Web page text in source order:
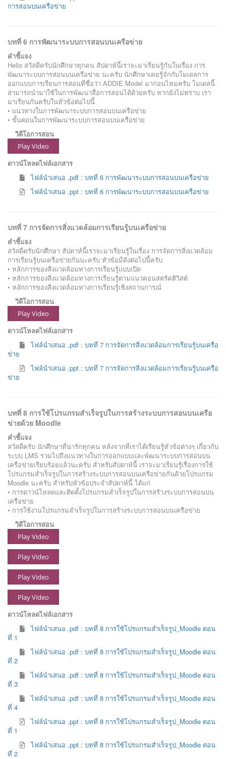
การสอนบนเครือข่าย
บทที่ 6 การพัฒนาระบบการสอนบนเครือข่าย
คำชี้แจง
Hello สวัสดีครับนักศึกษาทุกคน สัปดาห์นี้เราจะมาเรียนรู้กันในเรื่อง การ
พัฒนาระบบการสอนบนเครือข่าย นะครับ นักศึกษาเคยรู้จักกับโมเดลการ
ออกแบบการเรียนการสอนที่ชื่อว่า ADDIE Model มาก่อนไหมครับ โมเดลนี้
สามารถนำมาใช้ในการพัฒนาสื่อการสอนได้ด้วยครับ หากยังไม่ทราบ เรา
มาเรียนกันครับในหัวข้อต่อไปนี้
• แนวทางในการพัฒนาระบบการสอนบนเครือข่าย
• ขั้นตอนในการพัฒนาระบบการสอนบนเครือข่าย
วิดีโอการสอน
Play Video
ดาวน์โหลดไฟล์เอกสาร
ไฟล์นำเสนอ .pdf : บทที่ 6 การพัฒนาระบบการสอนบนเครือข่าย
ไฟล์นำเสนอ .ppt : บทที่ 6 การพัฒนาระบบการสอนบนเครือข่าย
บทที่ 7 การจัดการสิ่งแวดล้อมการเรียนรู้บนเครือข่าย
คำชี้แจง
สวัสดีครับนักศึกษา สัปดาห์นี้เราจะมาเรียนรู้ในเรื่อง การจัดการสิ่งแวดล้อม
การเรียนรู้บนเครือข่ายกันนะครับ หัวข้อมีดังต่อไปนี้ครับ
• หลักการของสิ่งแวดล้อมทางการเรียนรู้แบบเปิด
• หลักการของสิ่งแวดล้อมทางการเรียนรู้ตามแนวคอนสตรัคติวิสต์
• หลักการของสิ่งแวดล้อมทางการเรียนรู้เชิงสถานการณ์
วิดีโอการสอน
Play Video
ดาวน์โหลดไฟล์เอกสาร
ไฟล์นำเสนอ .pdf : บทที่ 7 การจัดการสิ่งแวดล้อมการเรียนรู้บนเครือ
ข่าย
ไฟล์นำเสนอ .ppt : บทที่ 7 การจัดการสิ่งแวดล้อมการเรียนรู้บนเครือ
ข่าย
บทที่ 8 การใช้โปรแกรมสำเร็จรูปในการสร้างระบบการสอนบนเครือ
ข่ายด้วย Moodle
คำชี้แจง
สวัสดีครับ นักศึกษาที่น่ารักทุกคน หลังจากที่เราได้เรียนรู้หัวข้อต่างๆ เกี่ยวกับ
ระบบ LMS รวมไปถึงแนวทางในการออกแบบและพัฒนาระบบการสอนบน
เครือข่ายเรียบร้อยแล้วนะครับ สำหรับสัปดาห์นี้ เราจะมาเรียนรู้เรื่องการใช้
โปรแกรมสำเร็จรูปในการสร้างระบบการสอนบนเครือข่ายกันด้วยโปรแกรม
Moodle นะครับ สำหรับหัวข้อประจำสัปดาห์นี้ ได้แก่
• การดาวน์โหลดและติดตั้งโปรแกรมสำเร็จรูปในการสร้างระบบการสอนบน
เครือข่าย
• การใช้งานโปรแกรมสำเร็จรูปในการสร้างระบบการสอนบนเครือข่าย
วิดีโอการสอน
Play Video
Play Video
Play Video
Play Video
ดาวน์โหลดไฟล์เอกสาร
ไฟล์นำเสนอ .pdf : บทที่ 8 การใช้โปรแกรมสำเร็จรูป_Moodle ตอน
ที่ 1
ไฟล์นำเสนอ .pdf : บทที่ 8 การใช้โปรแกรมสำเร็จรูป_Moodle ตอน
ที่ 2
ไฟล์นำเสนอ .pdf : บทที่ 8 การใช้โปรแกรมสำเร็จรูป_Moodle ตอน
ที่ 3
ไฟล์นำเสนอ .pdf : บทที่ 8 การใช้โปรแกรมสำเร็จรูป_Moodle ตอน
ที่ 4
ไฟล์นำเสนอ .ppt : บทที่ 8 การใช้โปรแกรมสำเร็จรูป_Moodle ตอน
ที่ 1
ไฟล์นำเสนอ .ppt : บทที่ 8 การใช้โปรแกรมสำเร็จรูป_Moodle ตอน
ที่ 2